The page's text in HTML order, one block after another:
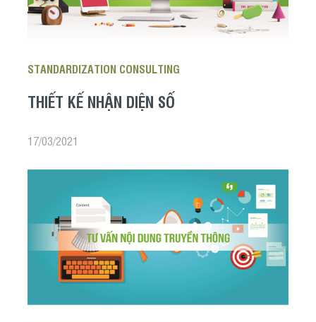
STANDARDIZATION CONSULTING
THIẾT KẾ NHẬN DIỆN SỐ
17/03/2021